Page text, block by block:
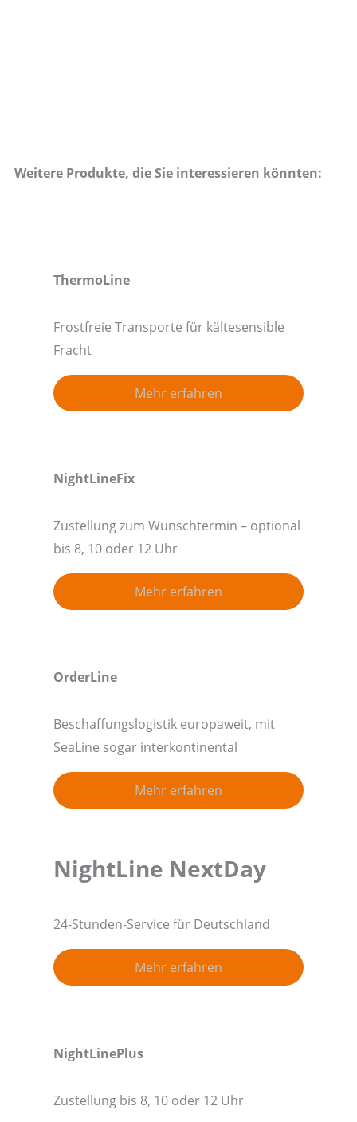
Weitere Produkte, die Sie interessieren könnten:
ThermoLine
Frostfreie Transporte für kältesensible
Fracht
Mehr erfahren
NightLineFix
Zustellung zum Wunschtermin – optional
bis 8, 10 oder 12 Uhr
Mehr erfahren
OrderLine
Beschaffungslogistik europaweit, mit
SeaLine sogar interkontinental
Mehr erfahren
NightLine NextDay
24-Stunden-Service für Deutschland
Mehr erfahren
NightLinePlus
Zustellung bis 8, 10 oder 12 Uhr